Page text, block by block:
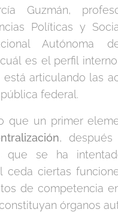
Guzmán,
Políticas y
Autónoma
es el perfil
articulando las
federal.
que un primer
, después
que se ha
ceda ciertas
de competencia
órganos